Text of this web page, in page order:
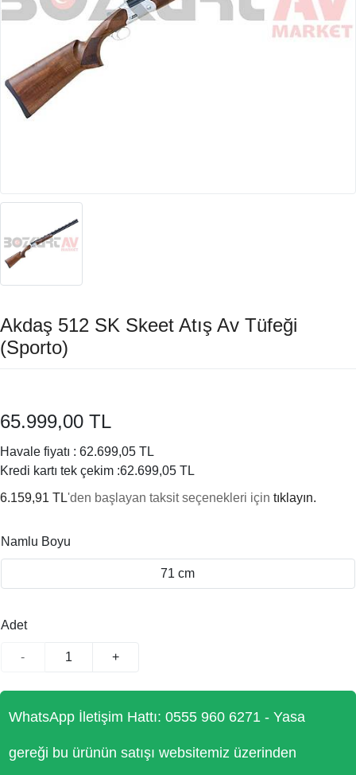
Akdaş 512 SK Skeet Atış Av Tüfeği
(Sporto)
65.999,00 TL
Havale fiyatı : 62.699,05 TL
Kredi kartı tek çekim :62.699,05 TL
6.159,91 TL'den başlayan taksit seçenekleri için tıklayın.
Namlu Boyu
71 cm
Adet
- +
WhatsApp İletişim Hattı: 0555 960 6271 - Yasa
gereği bu ürünün satışı websitemiz üzerinden